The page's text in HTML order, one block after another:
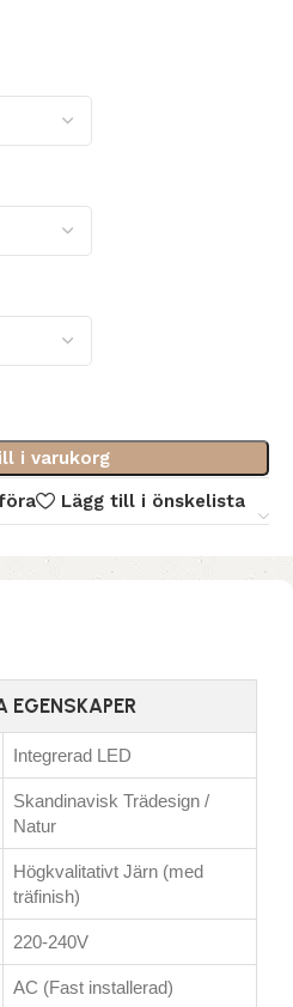
i varukorg
Lägg till i önskelista
EGENSKAPER
Integrerad LED
Skandinavisk Trädesign /
Natur
Högkvalitativt Järn (med
träfinish)
220-240V
AC (Fast installerad)